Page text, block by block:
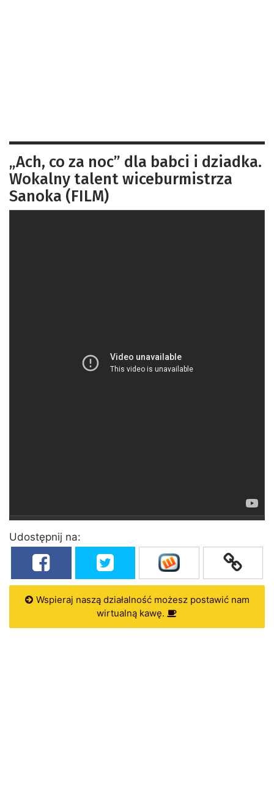
„Ach, co za noc” dla babci i dziadka.
Wokalny talent wiceburmistrza
Sanoka (FILM)
Udostępnij na:
Wspieraj naszą działalność możesz postawić nam
wirtualną kawę.